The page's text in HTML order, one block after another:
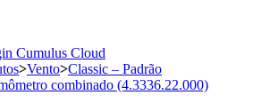
Cumulus Cloud
>Vento>Classic – Padrão
combinado (4.3336.22.000)